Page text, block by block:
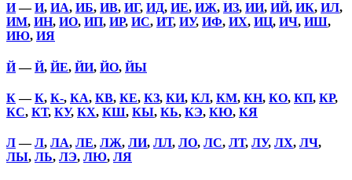
И—И, ИА, ИБ, ИВ, ИГ, ИД, ИЕ, ИЖ, ИЗ, ИИ, ИЙ, ИК, ИЛ,
ИМ, ИН, ИО, ИП, ИР, ИС, ИТ, ИУ, ИФ, ИХ, ИЦ, ИЧ, ИШ,
ИЮ, ИЯ
Й—Й, ЙЕ, ЙИ, ЙО, ЙЫ
К—К, К-, КА, КВ, КЕ, КЗ, КИ, КЛ, КМ, КН, КО, КП, КР,
КС, КТ, КУ, КХ, КШ, КЫ, КЬ, КЭ, КЮ, КЯ
Л—Л, ЛА, ЛЕ, ЛЖ, ЛИ, ЛЛ, ЛО, ЛС, ЛТ, ЛУ, ЛХ, ЛЧ,
ЛЫ, ЛЬ, ЛЭ, ЛЮ, ЛЯ